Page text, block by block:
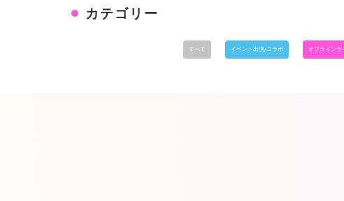
カテゴリー
すべて イベント出演/コラボ オフラインラ